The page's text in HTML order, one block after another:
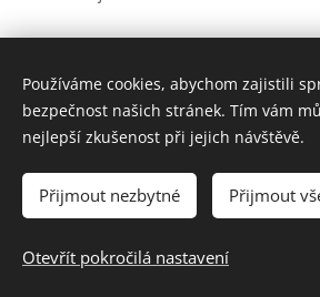
© 2018—2024 Pedagogické
Cookies
Používáme cookies, abychom zajistili
bezpečnost našich stránek. Tím vám
nejlepší zkušenost při jejich návštěvě.
Přijmout nezbytné Přijmout
Otevřít pokročilá nastavení